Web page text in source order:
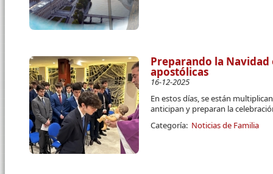
Preparando la
apostólicas
16-12-2025
En estos días, se están
anticipan y preparan la
Categoría: Noticias de Familia